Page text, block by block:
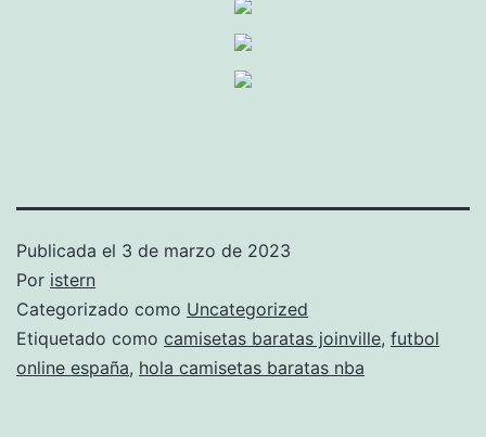
Publicada el 3 de marzo de 2023
Por istern
Categorizado como Uncategorized
Etiquetado como camisetas baratas joinville, futbol
online españa, hola camisetas baratas nba